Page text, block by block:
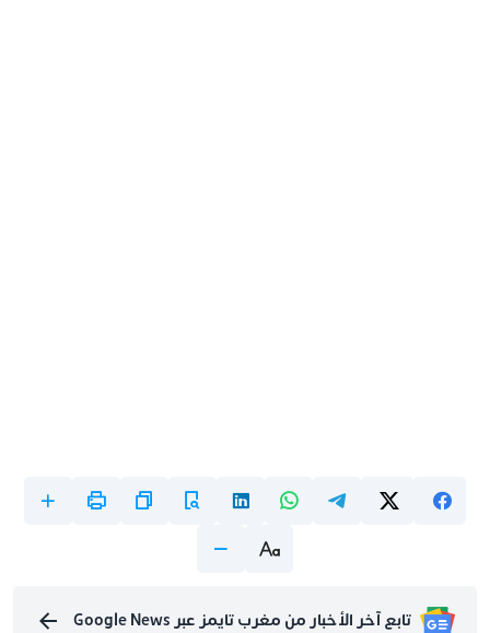
تابع آخر الأخبار من مغرب تايمز عبر Google News